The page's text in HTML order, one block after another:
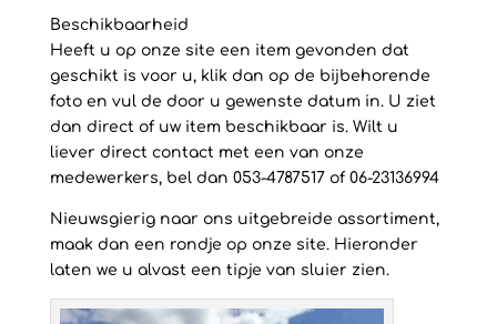
Beschikbaarheid
Heeft u op onze site een item gevonden dat
geschikt is voor u, klik dan op de bijbehorende
foto en vul de door u gewenste datum in. U ziet
dan direct of uw item beschikbaar is. Wilt u
liever direct contact met een van onze
medewerkers, bel dan 053-4787517 of 06-23136994
Nieuwsgierig naar ons uitgebreide assortiment,
maak dan een rondje op onze site. Hieronder
laten we u alvast een tipje van sluier zien.